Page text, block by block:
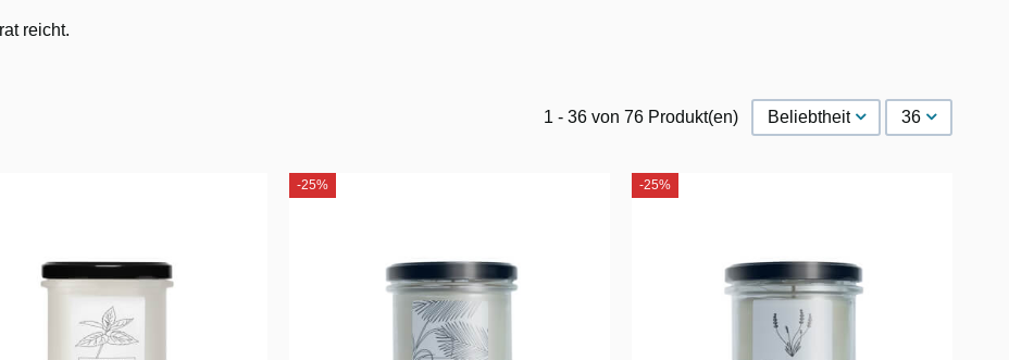
reicht.
1 - 36 von 76 Produkt(en) Beliebtheit 36
-25% -25%